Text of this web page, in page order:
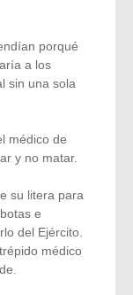
porqué
a los
sin una sola
médico de
y no matar.
su litera para
e
del Ejército.
médico